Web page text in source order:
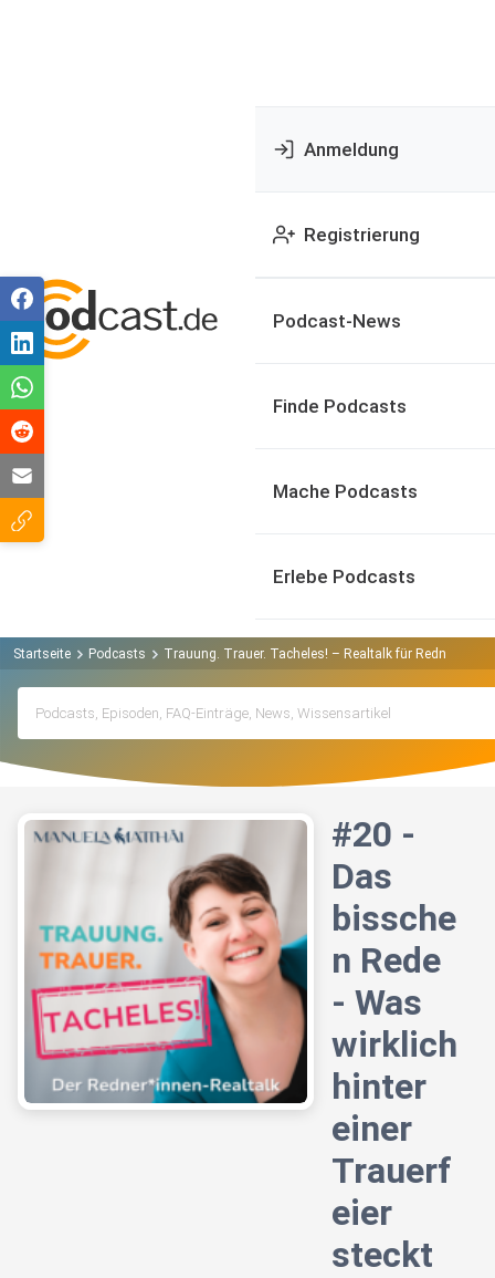
Anmeldung
Registrierung
Podcast-News
Finde Podcasts
Mache Podcasts
Erlebe Podcasts
Startseite Podcasts Trauung. Trauer. Tacheles! – Realtalk für
#20 -
Das
bissche
n Rede
- Was
wirklich
hinter
einer
Trauerf
eier
steckt